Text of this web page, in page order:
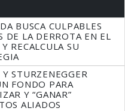
BUSCA CULPABLES
DE LA DERROTA EN EL
RECALCULA SU
STURZENEGGER
FONDO PARA
Y “GANAR”
ALIADOS